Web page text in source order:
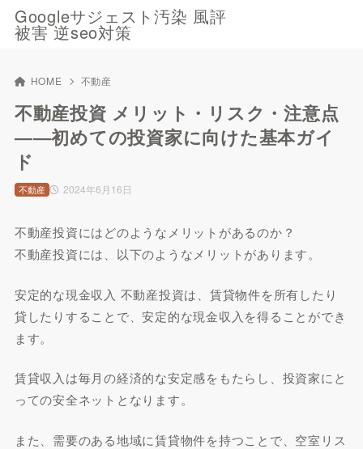
Googleサジェスト汚染 風評
被害 逆seo対策
HOME 不動産
不動産投資 メリット・リスク・注意点
――初めての投資家に向けた基本ガイ
ド
2024年6月16日
不動産
不動産投資にはどのようなメリットがあるのか？
不動産投資には、以下のようなメリットがあります。
安定的な現金収入 不動産投資は、賃貸物件を所有したり
貸したりすることで、安定的な現金収入を得ることができ
ます。
賃貸収入は毎月の経済的な安定感をもたらし、投資家にと
っての安全ネットとなります。
また、需要のある地域に賃貸物件を持つことで、空室リス